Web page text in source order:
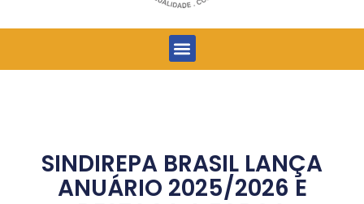
Menu
SINDIREPA BRASIL LANÇA
ANUÁRIO 2025/2026 E